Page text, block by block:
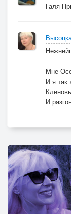
Галя
Мне
И я так
И